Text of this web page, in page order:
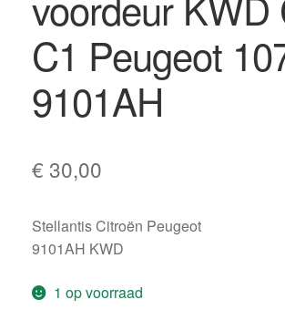
C1 Peugeot
9101AH
€ 30,00
Stellantis Citroën Peugeot
9101AH KWD
1 op voorraad